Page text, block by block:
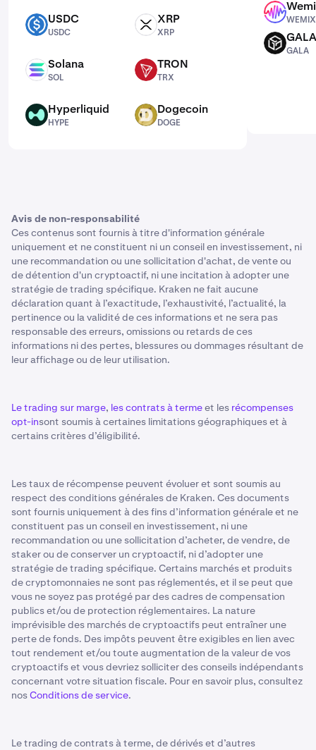
USDC USDC
USDC
XRP XRP
XRP
SOL Solana
SOL
TRX TRON
TRX
HYPE Hyperliquid
HYPE
DOGE Dogecoin
DOGE
WEMIX
WEMIX
GALA GALA
GALA
Avis de non-responsabilité
Ces contenus sont fournis à titre d'information générale
uniquement et ne constituent ni un conseil en investissement, ni
une recommandation ou une sollicitation d'achat, de vente ou
de détention d'un cryptoactif, ni une incitation à adopter une
stratégie de trading spécifique. Kraken ne fait aucune
déclaration quant à l’exactitude, l’exhaustivité, l’actualité, la
pertinence ou la validité de ces informations et ne sera pas
responsable des erreurs, omissions ou retards de ces
informations ni des pertes, blessures ou dommages résultant de
leur affichage ou de leur utilisation.
Le trading sur marge, les contrats à termeet les récompenses
opt-insont soumis à certaines limitations géographiques et à
certains critères d’éligibilité.
Les taux de récompense peuvent évoluer et sont soumis au
respect des conditions générales de Kraken. Ces documents
sont fournis uniquement à des fins d’information générale et ne
constituent pas un conseil en investissement, ni une
recommandation ou une sollicitation d’acheter, de vendre, de
staker ou de conserver un cryptoactif, ni d’adopter une
stratégie de trading spécifique. Certains marchés et produits
de cryptomonnaies ne sont pas réglementés, et il se peut que
vous ne soyez pas protégé par des cadres de compensation
publics et/ou de protection réglementaires. La nature
imprévisible des marchés de cryptoactifs peut entraîner une
perte de fonds. Des impôts peuvent être exigibles en lien avec
tout rendement et/ou toute augmentation de la valeur de vos
cryptoactifs et vous devriez solliciter des conseils indépendants
concernant votre situation fiscale. Pour en savoir plus, consultez
nosConditions de service.
Le trading de contrats à terme, de dérivés et d’autres